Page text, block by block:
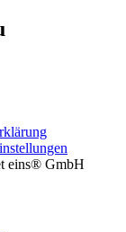
eins® GmbH